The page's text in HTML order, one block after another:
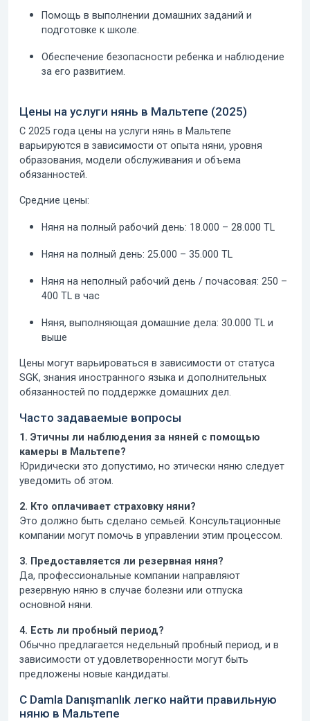
Помощь в выполнении домашних заданий и
подготовке к школе.
Обеспечение безопасности ребенка и наблюдение
за его развитием.
Цены на услуги нянь в Мальтепе (2025)
С 2025 года цены на услуги нянь в Мальтепе
варьируются в зависимости от опыта няни, уровня
образования, модели обслуживания и объема
обязанностей.
Средние цены:
Няня на полный рабочий день: 18.000 – 28.000 TL
Няня на полный день: 25.000 – 35.000 TL
Няня на неполный рабочий день / почасовая: 250 –
400 TL в час
Няня, выполняющая домашние дела: 30.000 TL и
выше
Цены могут варьироваться в зависимости от статуса
SGK, знания иностранного языка и дополнительных
обязанностей по поддержке домашних дел.
Часто задаваемые вопросы
1. Этичны ли наблюдения за няней с помощью
камеры в Мальтепе?
Юридически это допустимо, но этически няню следует
уведомить об этом.
2. Кто оплачивает страховку няни?
Это должно быть сделано семьей. Консультационные
компании могут помочь в управлении этим процессом.
3. Предоставляется ли резервная няня?
Да, профессиональные компании направляют
резервную няню в случае болезни или отпуска
основной няни.
4. Есть ли пробный период?
Обычно предлагается недельный пробный период, и в
зависимости от удовлетворенности могут быть
предложены новые кандидаты.
С Damla Danışmanlık легко найти правильную
няню в Мальтепе